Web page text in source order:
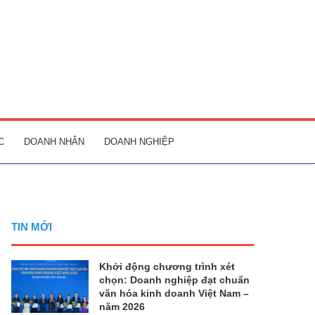
DOANH NHÂN DOANH NGHIỆP
TIN MỚI
Khởi động chương trình xét
chọn: Doanh nghiệp đạt chuẩn
văn hóa kinh doanh Việt Nam –
năm 2026